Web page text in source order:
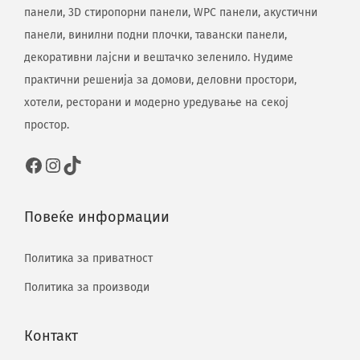
панели, 3D стиропорни панели, WPC панели, акустични
панели, винилни подни плочки, тавански панели,
декоративни лајсни и вештачко зеленило. Нудиме
практични решенија за домови, деловни простори,
хотели, ресторани и модерно уредување на секој
простор.
Повеќе информации
Политика за приватност
Политика за производи
Контакт